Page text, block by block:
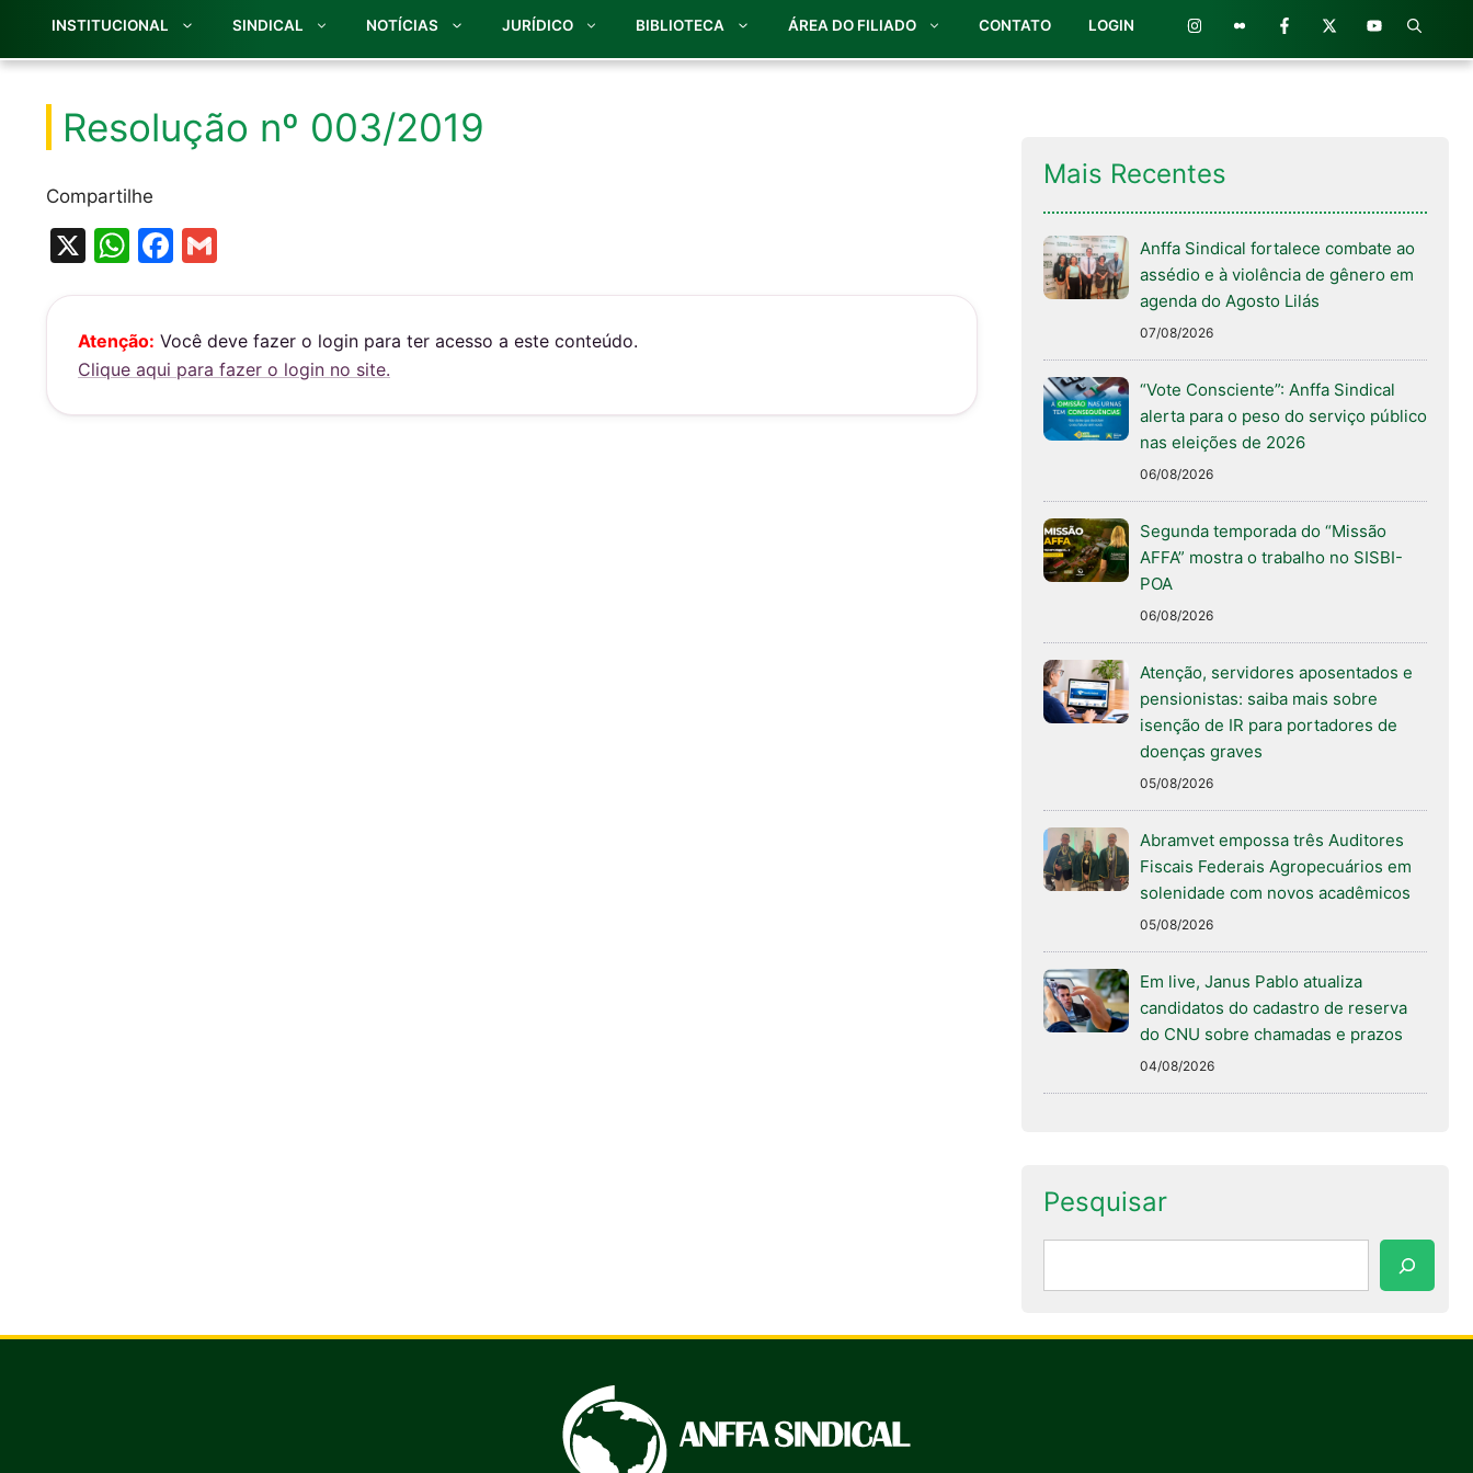
INSTITUCIONAL SINDICAL NOTÍCIAS JURÍDICO BIBLIOTECA ÁREA DO FILIADO CONTATO LOGIN
Resolução nº 003/2019
Compartilhe
X
W
s
A
p
F
e
b
o
l
Atenção: Você deve fazer o login para ter acesso a este conteúdo.
Clique aqui para fazer o login no site.
Mais Recentes
Anffa Sindical fortalece combate ao
assédio e à violência de gênero em
agenda do Agosto Lilás
07/08/2026
“Vote Consciente”: Anffa Sindical
alerta para o peso do serviço público
nas eleições de 2026
06/08/2026
Segunda temporada do “Missão
AFFA” mostra o trabalho no SISBI-
POA
06/08/2026
Atenção, servidores aposentados e
pensionistas: saiba mais sobre
isenção de IR para portadores de
doenças graves
05/08/2026
Abramvet empossa três Auditores
Fiscais Federais Agropecuários em
solenidade com novos acadêmicos
05/08/2026
Em live, Janus Pablo atualiza
candidatos do cadastro de reserva
do CNU sobre chamadas e prazos
04/08/2026
Pesquisar